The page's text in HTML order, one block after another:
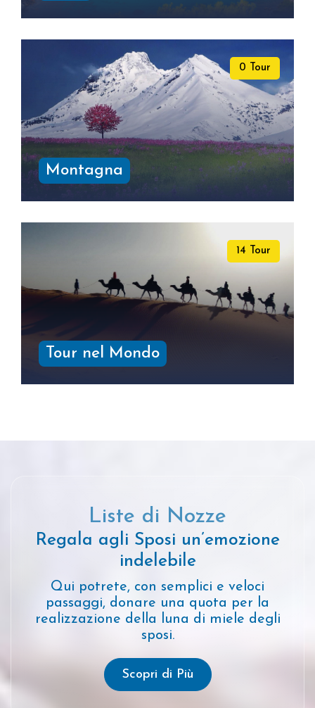
0 Tour
Montagna
14 Tour
Tour nel Mondo
Liste di Nozze
Regala agli Sposi un’emozione
indelebile
Qui potrete, con semplici e veloci
passaggi, donare una quota per la
realizzazione della luna di miele degli
sposi.
Scopri di Più